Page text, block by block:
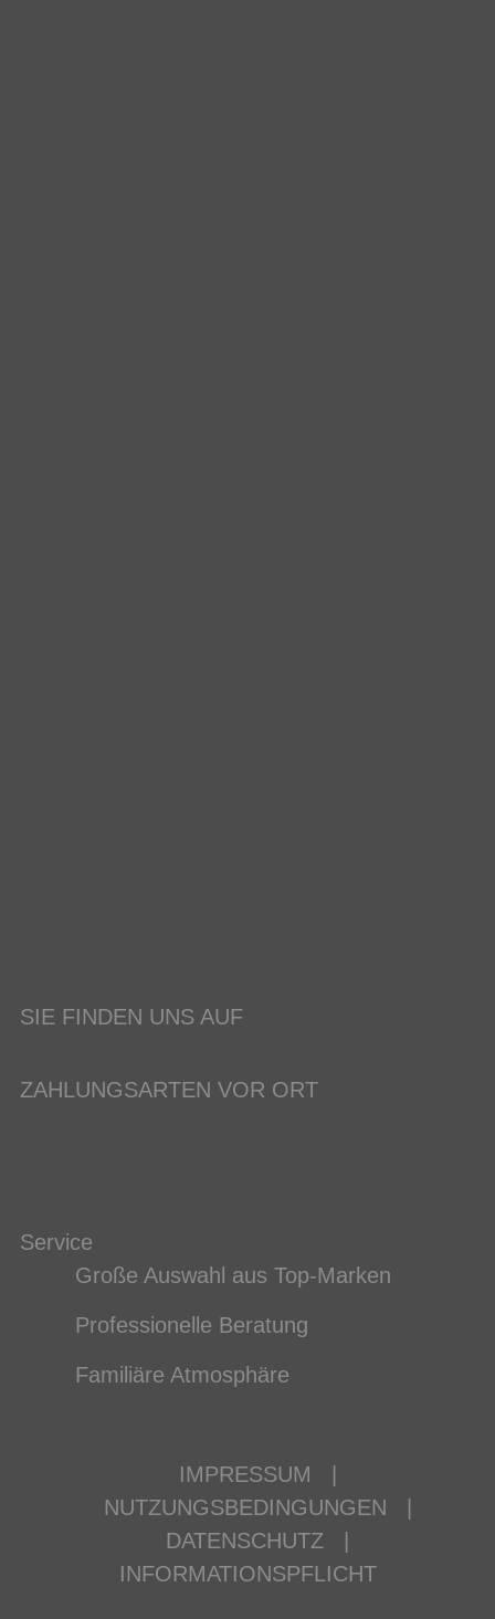
SIE FINDEN UNS AUF
ZAHLUNGSARTEN VOR ORT
Service
Große Auswahl aus Top-Marken
Professionelle Beratung
Familiäre Atmosphäre
IMPRESSUM
NUTZUNGSBEDINGUNGEN
DATENSCHUTZ
INFORMATIONSPFLICHT